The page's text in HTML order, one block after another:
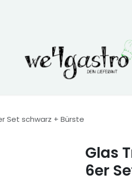
Set schwarz + Bürste
Glas
6er